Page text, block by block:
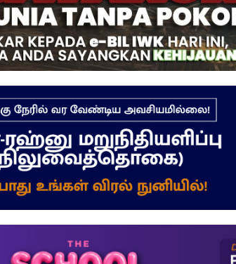
Osai
–
மக்கள்